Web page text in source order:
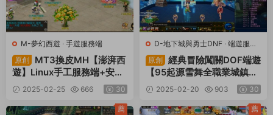
M-夢幻西遊 · 手遊服務端
原創
MT3換皮MH【澎湃西
遊】Linux手工服務端+安卓
蘋果雙端+GM後台+全套源
碼+攻略+視頻架設教程
2025-02-25 666 30
D-地下城與勇士DNF · 端遊服務
端
原創
經典冒險闖關DOF端遊
【95起源雪舞全職業城鎮特
效】最新整理版本pvf+客戶
端+等級補丁+攻略+視頻架
設教程
2025-02-20 903 30
薦 薦